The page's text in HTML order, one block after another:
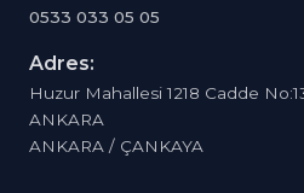
0533 033 05 05
Adres:
Huzur Mahallesi 1218 Cadde
ANKARA
ANKARA / ÇANKAYA